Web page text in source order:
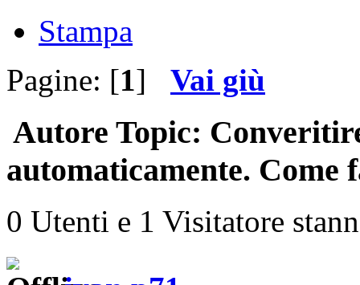
Stampa
Pagine: [1] Vai giù
Autore Topic:
automaticamente. Come
0 Utenti e 1 Visitatore